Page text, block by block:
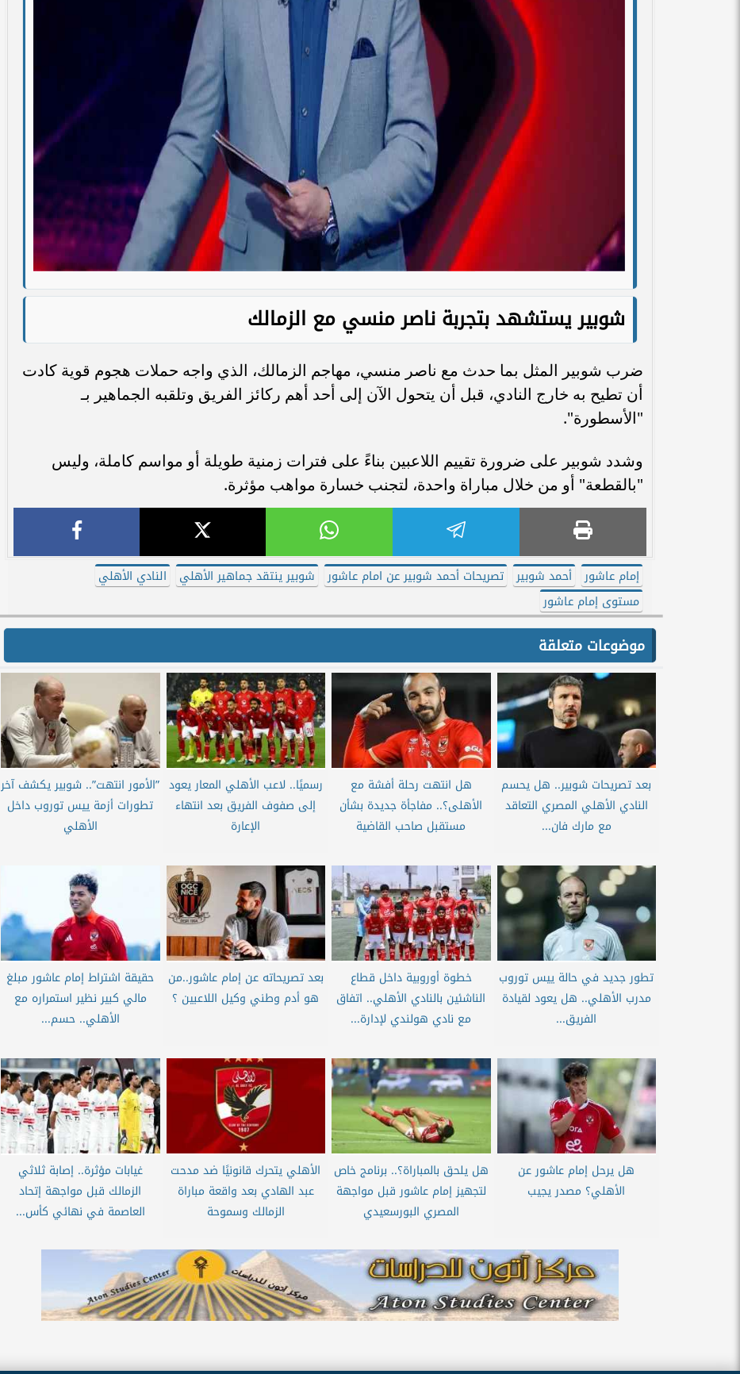
شوبير يستشهد بتجربة ناصر منسي مع الزمالك
ضرب شوبير المثل بما حدث مع ناصر منسي، مهاجم الزمالك، الذي واجه حملات هجوم قوية كادت
أن تطيح به خارج النادي، قبل أن يتحول الآن إلى أحد أهم ركائز الفريق وتلقبه الجماهير بـ
"الأسطورة".
وشدد شوبير على ضرورة تقييم اللاعبين بناءً على فترات زمنية طويلة أو مواسم كاملة، وليس
"بالقطعة" أو من خلال مباراة واحدة، لتجنب خسارة مواهب مؤثرة.
إمام عاشور أحمد شوبير تصريحات أحمد شوبير عن امام عاشور شوبير ينتقد جماهير الأهلي
النادي الأهلي
مستوى إمام عاشور
موضوعات متعلقة
بعد تصريحات شوبير.. هل يحسم
النادي الأهلي المصري التعاقد
مع مارك فان...
هل انتهت رحلة أفشة مع
الأهلى؟.. مفاجأة جديدة بشأن
مستقبل صاحب القاضية
رسميًا.. لاعب الأهلي المعار يعود
إلى صفوف الفريق بعد انتهاء
الإعارة
”الأمور انتهت”.. شوبير يكشف آخر
تطورات أزمة ييس توروب داخل
الأهلي
تطور جديد في حالة ييس توروب
مدرب الأهلي.. هل يعود لقيادة
الفريق...
خطوة أوروبية داخل قطاع
الناشئين بالنادي الأهلي.. اتفاق
مع نادي هولندي لإدارة...
بعد تصريحاته عن إمام عاشور..من
هو أدم وطني وكيل اللاعبين ؟
حقيقة اشتراط إمام عاشور مبلغ
مالي كبير نظير استمراره مع
الأهلي.. حسم...
هل يرحل إمام عاشور عن
الأهلي؟ مصدر يجيب
هل يلحق بالمباراة؟.. برنامج خاص
لتجهيز إمام عاشور قبل مواجهة
المصري البورسعيدي
الأهلي يتحرك قانونيًا ضد مدحت
عبد الهادي بعد واقعة مباراة
الزمالك وسموحة
غيابات مؤثرة.. إصابة ثلاثي
الزمالك قبل مواجهة إتحاد
العاصمة في نهائي كأس...